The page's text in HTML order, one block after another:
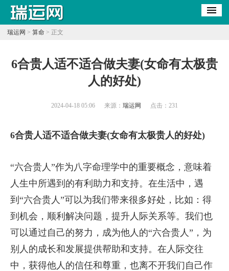
瑞运网 > 算命> 正文
​6合贵人适不适合做夫妻(女命有太极贵
人的好处)
2024-04-18 05:06 来源： 瑞运网 点击： 231
6合贵人适不适合做夫妻(女命有太极贵人的好处)
“六合贵人”作为八字命理学中的重要概念，意味着
人生中所遇到的有利助力和支持。在生活中，遇
到“六合贵人”可以为我们带来很多好处，比如：得
到机会，顺利解决问题，提升人际关系等。我们也
可以通过自己的努力，成为他人的“六合贵人”，为
别人的成长和发展提供帮助和支持。在人际交往
中，获得他人的信任和尊重，也离不开我们自己作